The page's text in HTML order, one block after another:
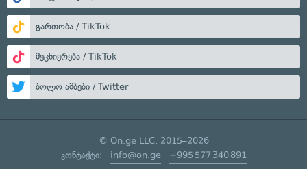
გართობა / TikTok
მეცნიერება / TikTok
ბოლო ამბები / Twitter
© On.ge LLC, 2015–2026
კონტაქტი: info@on.ge +995 577 340 891